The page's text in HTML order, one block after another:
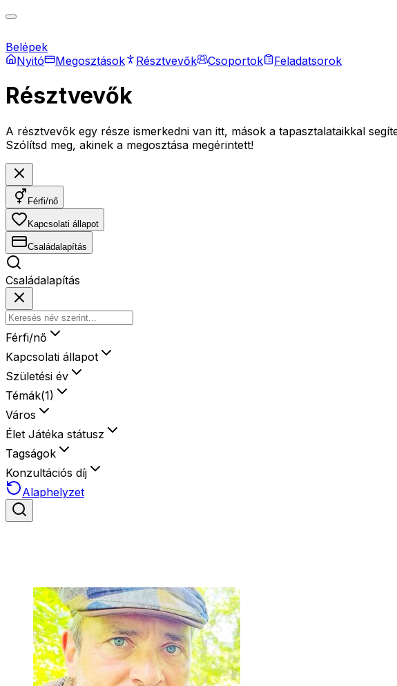
Belépek
Nyitó
Megosztások Résztvevők Csoportok Feladatsorok
Résztvevők
A résztvevők egy része ismerkedni van itt, mások a tapasztalataikkal
Szólítsd meg, akinek a megosztása megérintett!
Férfi/nő
Kapcsolati állapot
Családalapítás
Családalapítás
Férfi/nő
Kapcsolati állapot
Születési év
Témák(1)
Város
Élet Játéka státusz
Tagságok
Konzultációs díj
Alaphelyzet